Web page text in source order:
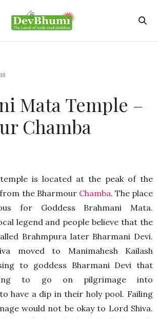
Mata Temple –
Chamba
is located at the peak of the
the Bharmour Chamba. The place
for Goddess Brahmani Mata.
legend and people believe that the
Brahmpura later Bharmani Devi.
moved to Manimahesh Kailash
to goddess Bharmani Devi that
to go on pilgrimage into
have a dip in their holy pool. Failing
would not be okay to Lord Shiva.